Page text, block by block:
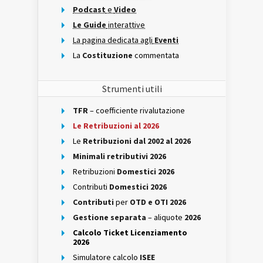
Podcast e Video
Le Guide interattive
La pagina dedicata agli Eventi
La Costituzione commentata
Strumenti utili
TFR– coefficiente rivalutazione
Le Retribuzioni al 2026
Le Retribuzioni dal 2002 al 2026
Minimali retributivi 2026
Retribuzioni Domestici 2026
Contributi Domestici 2026
Contributi per OTD e OTI 2026
Gestione separata – aliquote 2026
Calcolo Ticket Licenziamento
2026
Simulatore calcolo ISEE